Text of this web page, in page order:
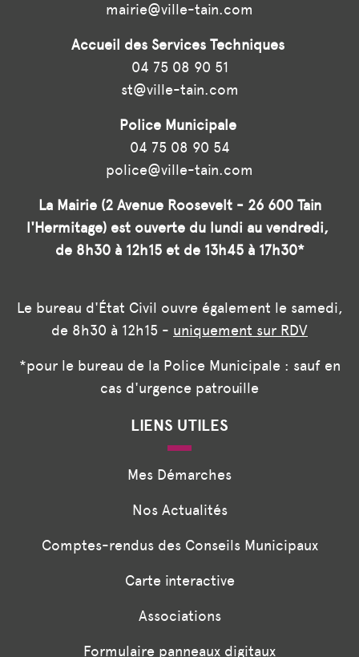
mairie@ville-tain.com
Accueil des Services Techniques
04 75 08 90 51
st@ville-tain.com
Police Municipale
04 75 08 90 54
police@ville-tain.com
La Mairie (2 Avenue Roosevelt - 26 600 Tain
l'Hermitage) est ouverte du lundi au vendredi,
de 8h30 à 12h15 et de 13h45 à 17h30*
Le bureau d'État Civil ouvre également le samedi,
de 8h30 à 12h15 - uniquement sur RDV
*pour le bureau de la Police Municipale : sauf en
cas d'urgence patrouille
LIENS UTILES
Mes Démarches
Nos Actualités
Comptes-rendus des Conseils Municipaux
Carte interactive
Associations
Formulaire panneaux digitaux